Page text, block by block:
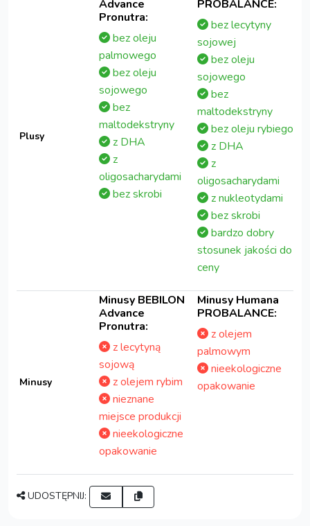
Plusy
Advance
Pronutra:
bez oleju
palmowego
bez oleju
sojowego
bez
maltodekstryny
z DHA
z
oligosacharydami
bez skrobi
PROBALANCE:
bez lecytyny
sojowej
bez oleju
sojowego
bez
maltodekstryny
bez oleju rybiego
z DHA
z
oligosacharydami
z nukleotydami
bez skrobi
bardzo dobry
stosunek jakości do
ceny
Minusy
Minusy BEBILON
Advance
Pronutra:
z lecytyną
sojową
z olejem rybim
nieznane
miejsce produkcji
nieekologiczne
opakowanie
Minusy Humana
PROBALANCE:
z olejem
palmowym
nieekologiczne
opakowanie
UDOSTĘPNIJ: